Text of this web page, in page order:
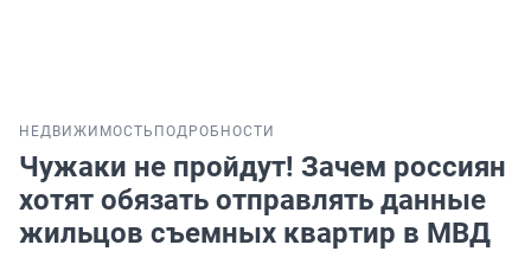
НЕДВИЖИМОСТЬ ПОДРОБНОСТИ
Чужаки не пройдут! Зачем россиян
хотят обязать отправлять данные
жильцов съемных квартир в МВД